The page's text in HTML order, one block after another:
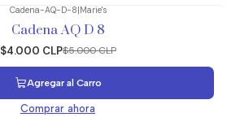
Cadena-AQ-D-8 Marie's
Cadena AQ D 8
$4.000 CLP$5.000 CLP
Agregar al Carro
Comprar ahora